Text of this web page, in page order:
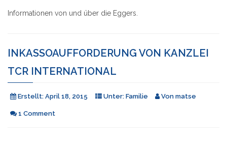
Informationen von und über die Eggers.
INKASSOAUFFORDERUNG VON KANZLEI
TCR INTERNATIONAL
Erstellt: April 18, 2015 Unter: Familie Von matse
1 Comment